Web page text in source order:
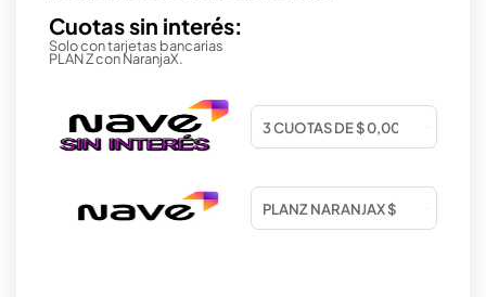
Cuotas sin interés:
Solo con tarjetas bancarias
PLAN Z con NaranjaX.